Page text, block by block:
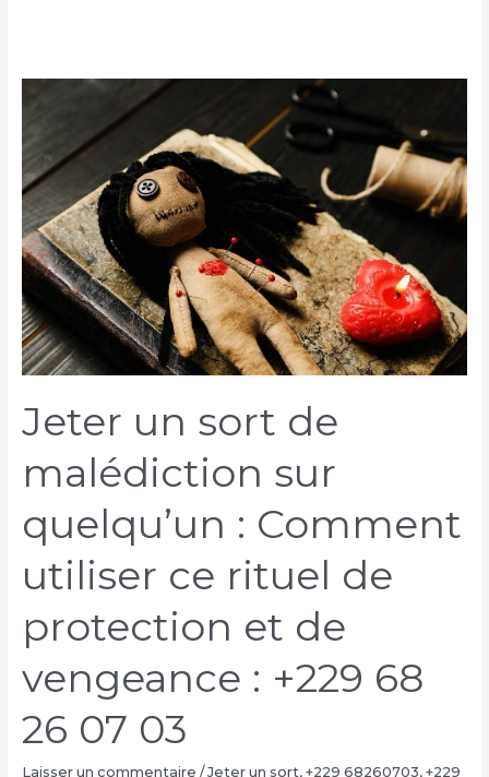
Jeter un sort de
malédiction sur
quelqu’un : Comment
utiliser ce rituel de
protection et de
vengeance : +229 68
26 07 03
Laisser un commentaire /Jeter un sort, +229 68260703, +229